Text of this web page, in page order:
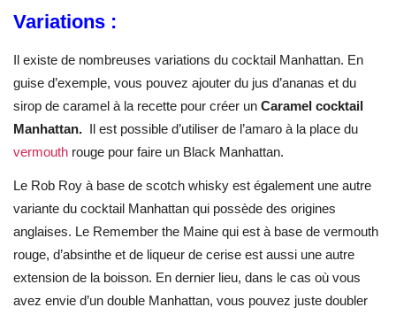
Variations :
Il existe de nombreuses variations du cocktail Manhattan. En
guise d’exemple, vous pouvez ajouter du jus d’ananas et du
sirop de caramel à la recette pour créer un Caramel cocktail
Manhattan. Il est possible d’utiliser de l’amaro à la place du
vermouth rouge pour faire un Black Manhattan.
Le Rob Roy à base de scotch whisky est également une autre
variante du cocktail Manhattan qui possède des origines
anglaises. Le Remember the Maine qui est à base de vermouth
rouge, d’absinthe et de liqueur de cerise est aussi une autre
extension de la boisson. En dernier lieu, dans le cas où vous
avez envie d’un double Manhattan, vous pouvez juste doubler